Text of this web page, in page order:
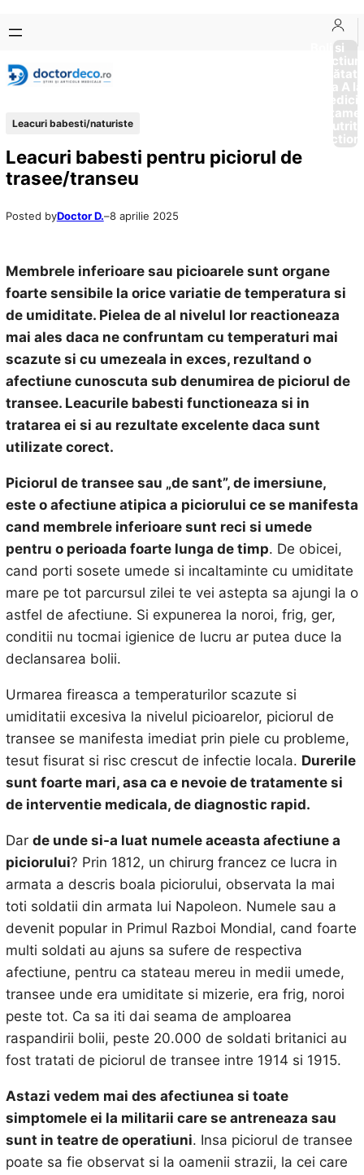
conținut
content
Boli si
Afectiuni
Sănătate
de la A
Leacuri babesti/naturiste
Leacuri babesti pentru piciorul de
trasee/transeu
Posted byDoctor D.–8 aprilie 2025
Membrele inferioare sau picioarele sunt organe
foarte sensibile la orice variatie de temperatura si
de umiditate. Pielea de al nivelul lor reactioneaza
mai ales daca ne confruntam cu temperaturi mai
scazute si cu umezeala in exces, rezultand o
afectiune cunoscuta sub denumirea de piciorul de
transee. Leacurile babesti functioneaza si in
tratarea ei si au rezultate excelente daca sunt
utilizate corect.
Piciorul de transee sau „de sant”, de imersiune,
este o afectiune atipica a piciorului ce se manifesta
cand membrele inferioare sunt reci si umede
pentru o perioada foarte lunga de timp. De obicei,
cand porti sosete umede si incaltaminte cu umiditate
mare pe tot parcursul zilei te vei astepta sa ajungi la o
astfel de afectiune. Si expunerea la noroi, frig, ger,
conditii nu tocmai igienice de lucru ar putea duce la
declansarea bolii.
Urmarea fireasca a temperaturilor scazute si
umiditatii excesiva la nivelul picioarelor, piciorul de
transee se manifesta imediat prin piele cu probleme,
tesut fisurat si risc crescut de infectie locala. Durerile
sunt foarte mari, asa ca e nevoie de tratamente si
de interventie medicala, de diagnostic rapid.
Dar de unde si-a luat numele aceasta afectiune a
piciorului? Prin 1812, un chirurg francez ce lucra in
armata a descris boala piciorului, observata la mai
toti soldatii din armata lui Napoleon. Numele sau a
devenit popular in Primul Razboi Mondial, cand foarte
multi soldati au ajuns sa sufere de respectiva
afectiune, pentru ca stateau mereu in medii umede,
transee unde era umiditate si mizerie, era frig, noroi
peste tot. Ca sa iti dai seama de amploarea
raspandirii bolii, peste 20.000 de soldati britanici au
fost tratati de piciorul de transee intre 1914 si 1915.
Astazi vedem mai des afectiunea si toate
simptomele ei la militarii care se antreneaza sau
sunt in teatre de operatiuni. Insa piciorul de transee
poate sa fie observat si la oamenii strazii, la cei care